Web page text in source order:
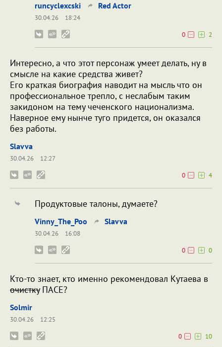
runcyclexcski Red Actor
30.04.26
18:24
0
2
Интересно, а что этот персонаж умеет делать, ну в
смысле на какие средства живет?
Его краткая биография наводит на мысль что он
профессиональное трепло, с неслабым таким
закидоном на тему чеченского национализма.
Наверное ему нынче туго придется, он оказался
без работы.
Slavva
30.04.26
12:27
0
4
Продуктовые талоны, думаете?
Vinny_The_Poo Slavva
30.04.26
16:08
0
0
Кто-то знает, кто именно рекомендовал Кутаева в
очисткуПАСЕ?
Solmir
30.04.26
12:25
0
10